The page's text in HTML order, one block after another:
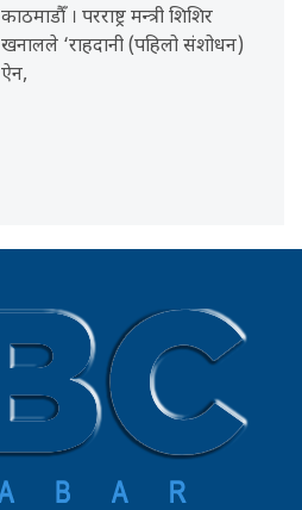
काठमाडौँ । परराष्ट्र मन्त्री शिशिर
खनालले ‘राहदानी (पहिलो संशोधन)
ऐन,